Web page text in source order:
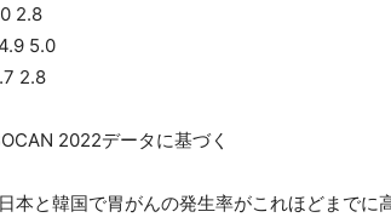
2.8
5.0
2.8
2022データに基づく
本と韓国で胃がんの発生率がこれほどまでに